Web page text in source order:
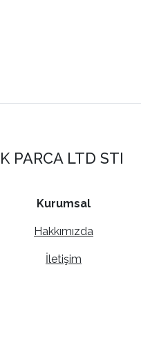
PARCA LTD STI
Kurumsal
Hakkımızda
İletişim